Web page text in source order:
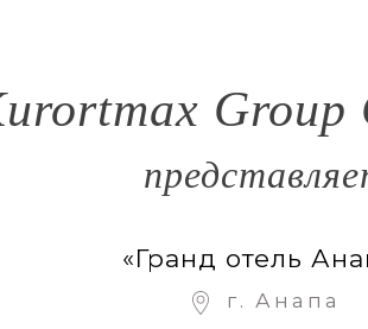
Group
«Гранд отель
г. Анапа